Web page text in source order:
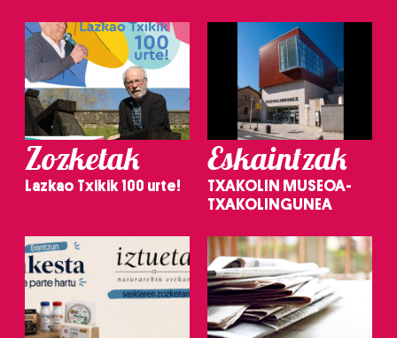
Zozketak
Lazkao Txikik 100 urte!
Eskaintzak
TXAKOLIN MUSEOA-
TXAKOLINGUNEA